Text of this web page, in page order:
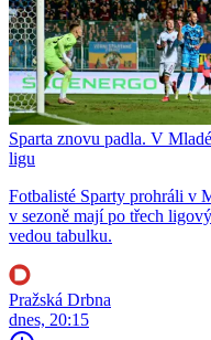
Sparta znovu padla. V
ligu
Fotbalisté Sparty prohráli v
v sezoně mají po třech
vedou tabulku.
Pražská Drbna
dnes, 20:15